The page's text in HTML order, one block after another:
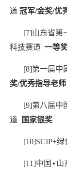
道 冠军/金奖/优
[7]山东省第
科技赛道 一等
[8]第一届中
奖/优秀指导老师
[9]第八届中
道
国家银奖
[10]SCIP+绿
[11]中国 • 山